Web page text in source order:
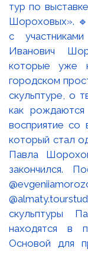
тур по
Шороховых».
с
Иванович
которые уже
городском
скульптуре, о
как рождаются
восприятие
который стал
Павла
закончился.
скульптуры
находятся в
Основой для